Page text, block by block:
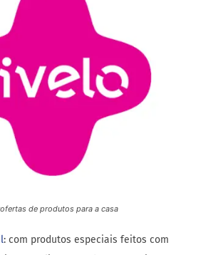
de produtos para a casa
: com produtos especiais feitos com